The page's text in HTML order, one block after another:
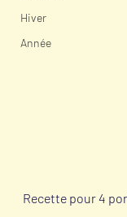
Hiver
Année
Recette pour 4